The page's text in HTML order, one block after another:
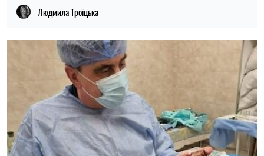
Людмила Троїцька